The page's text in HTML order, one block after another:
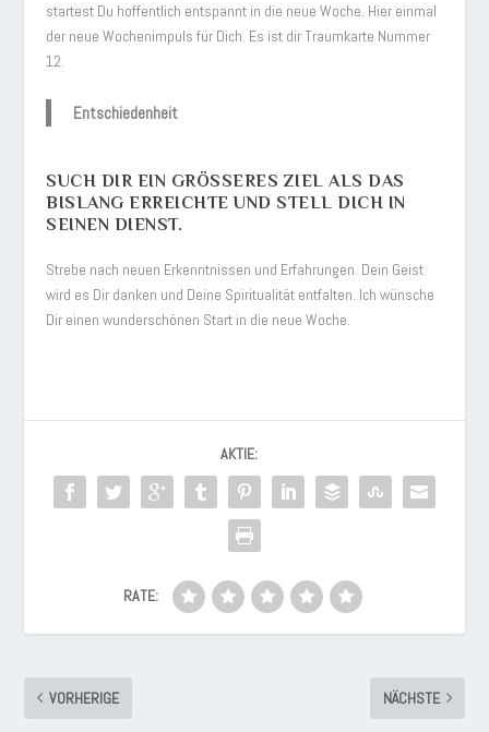
startest Du hoffentlich entspannt in die neue Woche. Hier einmal
der neue Wochenimpuls für Dich. Es ist dir Traumkarte Nummer
12.
Entschiedenheit
SUCH DIR EIN GRÖSSERES ZIEL ALS DAS B
ISLANG ERREICHTE UND STELL DICH IN S
EINEN DIENST.
Strebe nach neuen Erkenntnissen und Erfahrungen. Dein Geist
wird es Dir danken und Deine Spiritualität entfalten. Ich wünsche
Dir einen wunderschönen Start in die neue Woche.
AKTIE:
RATE:
VORHERIGE NÄCHSTE